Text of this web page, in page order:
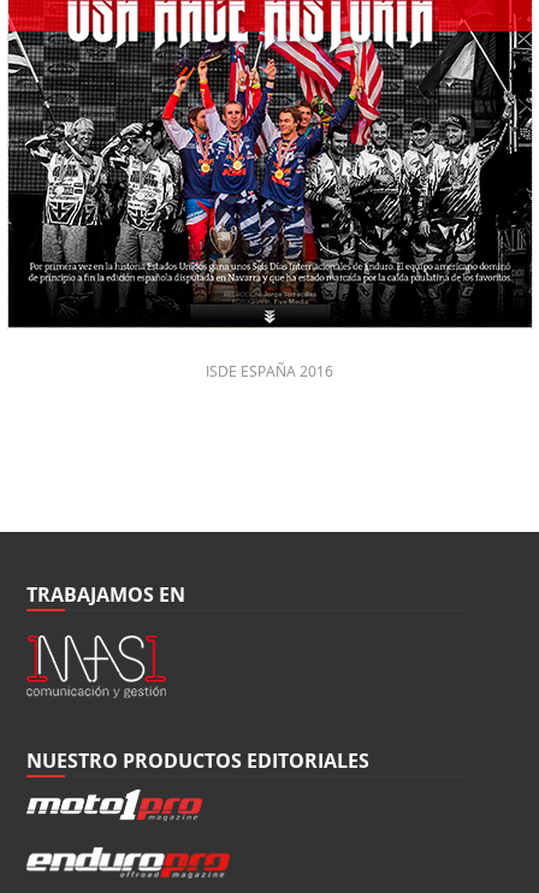
ISDE ESPAÑA 2016
TRABAJAMOS EN
NUESTRO PRODUCTOS EDITORIALES